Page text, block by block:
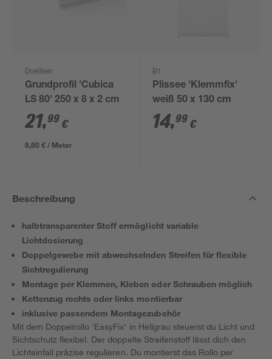
Doellken
Grundprofil 'Cubica
LS 80' 250 x 8 x 2 cm
21,99 €
8,80 € / Meter
B1
Plissee 'Klemmfix'
weiß 50 x 130 cm
14,99 €
Beschreibung
halbtransparenter Stoff ermöglicht variable
Lichtdosierung
Doppelgewebe mit abwechselnden Streifen für flexible
Sichtregulierung
Montage per Klemmen, Kleben oder Schrauben möglich
Kettenzug rechts oder links montierbar
inklusive passendem Montagezubehör
Mit dem Doppelrollo 'EasyFix' in Hellgrau steuerst du Licht und
Sichtschutz flexibel. Der doppelte Streifenstoff lässt dich den
Lichteinfall präzise regulieren. Du montierst das Rollo per